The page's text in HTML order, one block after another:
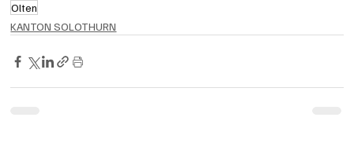
Olten
KANTON SOLOTHURN